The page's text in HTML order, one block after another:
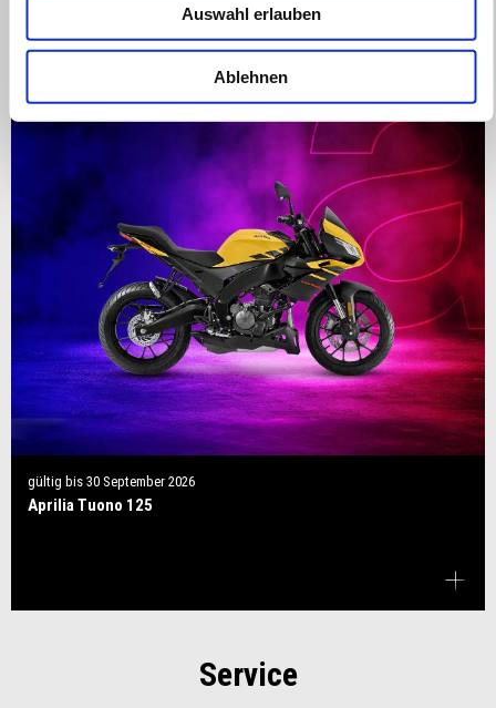
Auswahl erlauben
Ablehnen
gültig bis 30 September 2026
Aprilia Tuono 125
Service